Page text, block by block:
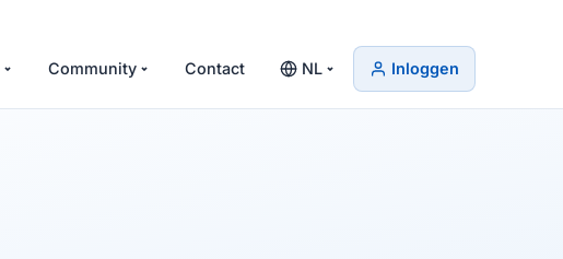
Community Contact NL Inloggen